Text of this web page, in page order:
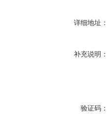
详细地址：
补充说明：
验证码：